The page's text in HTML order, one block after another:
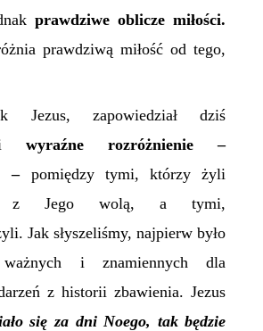
prawdziwe oblicze miłości.
prawdziwą miłość od tego,
Jezus, zapowiedział dziś
wyraźne rozróżnienie –
–pomiędzy tymi, którzy żyli
z Jego wolą, a tymi,
Jak słyszeliśmy, najpierw było
ważnych i znamiennych dla
z historii zbawienia. Jezus
się za dni Noego, tak będzie